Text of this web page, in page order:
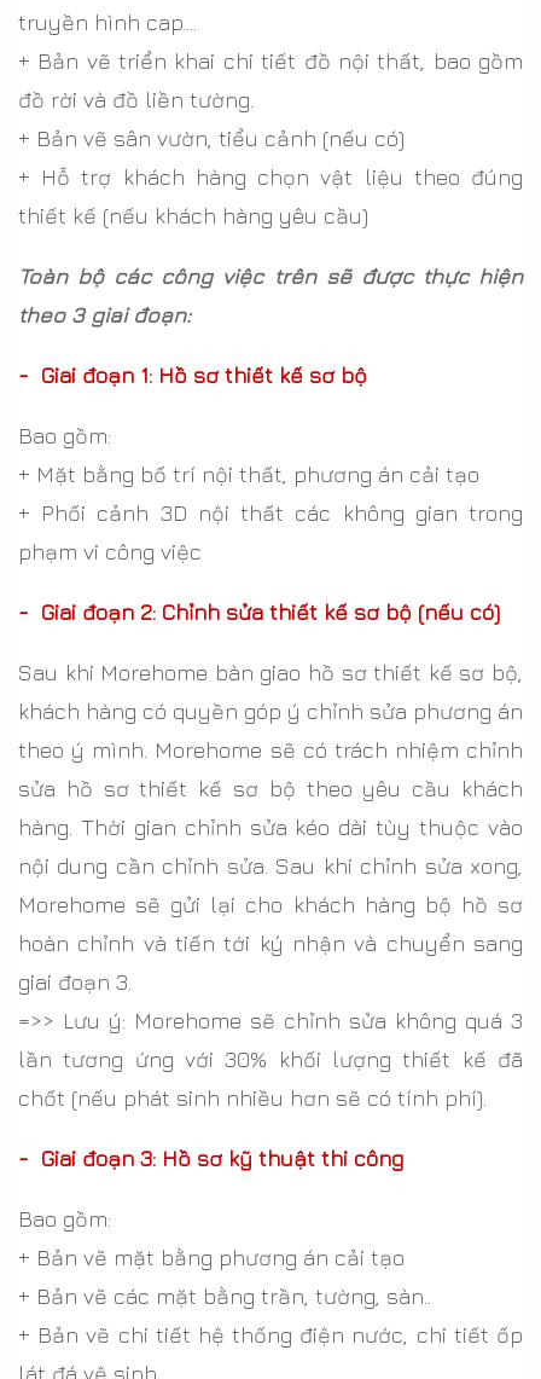
truyền hình cap….
+ Bản vẽ triển khai chi tiết đồ nội thất, bao gồm
đồ rời và đồ liền tường.
+ Bản vẽ sân vườn, tiểu cảnh (nếu có)
+ Hỗ trợ khách hàng chọn vật liệu theo đúng
thiết kế (nếu khách hàng yêu cầu)
Toàn bộ các công việc trên sẽ được thực hiện
theo 3 giai đoạn:
- Giai đoạn 1: Hồ sơ thiết kế sơ bộ
Bao gồm:
+ Mặt bằng bố trí nội thất, phương án cải tạo
+ Phối cảnh 3D nội thất các không gian trong
phạm vi công việc
- Giai đoạn 2: Chỉnh sửa thiết kế sơ bộ (nếu có)
Sau khi Morehome bàn giao hồ sơ thiết kế sơ bộ,
khách hàng có quyền góp ý chỉnh sửa phương án
theo ý mình. Morehome sẽ có trách nhiệm chỉnh
sửa hồ sơ thiết kế sơ bộ theo yêu cầu khách
hàng. Thời gian chỉnh sửa kéo dài tùy thuộc vào
nội dung cần chỉnh sửa. Sau khi chỉnh sửa xong,
Morehome sẽ gửi lại cho khách hàng bộ hồ sơ
hoàn chỉnh và tiến tới ký nhận và chuyển sang
giai đoạn 3.
=>> Lưu ý: Morehome sẽ chỉnh sửa không quá 3
lần tương ứng với 30% khối lượng thiết kế đã
chốt (nếu phát sinh nhiều hơn sẽ có tính phí).
- Giai đoạn 3: Hồ sơ kỹ thuật thi công
Bao gồm:
+ Bản vẽ mặt bằng phương án cải tạo
+ Bản vẽ các mặt bằng trần, tường, sàn..
+ Bản vẽ chi tiết hệ thống điện nước, chi tiết ốp
lát đá vệ sinh…